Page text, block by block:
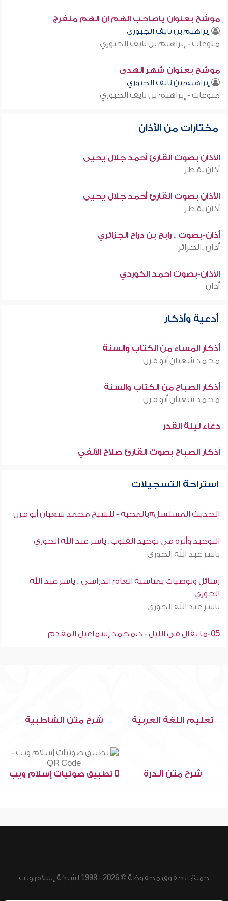
موشح بعنوان ياصاحب الهم إن الهم منفرج
إبراهيم بن نايف الجبوري
منوعات - إبراهيم بن نايف الجبوري
موشح بعنوان شهر الهدى
إبراهيم بن نايف الجبوري
منوعات - إبراهيم بن نايف الجبوري
مختارات من الأذان
الأذان بصوت القارئ أحمد جلال يحيى
أذان ,قطر
الأذان بصوت القارئ أحمد جلال يحيى
أذان ,قطر
أذان-بصوت . رابح بن دراح الجزائري
أذان ,الجزائر
الأذان-بصوت أحمد الكوردي
أذان
أدعية وأذكار
أذكار المساء من الكتاب والسنة
محمد شعبان أبو قرن
أذكار الصباح من الكتاب والسنة
محمد شعبان أبو قرن
دعاء ليلة القدر
أذكار الصباح بصوت القارئ صلاح الألفي
استراحة التسجيلات
الحديث المسلسل#بالمحبة - للشيخ محمد شعبان أبو قرن
التوحيد وأثره في توحيد القلوب. ياسر عبد الله الحوري
ياسر عبد الله الحوري
رسائل وتوصيات بمناسبة العام الدراسي . ياسر عبد الله
الحوري
ياسر عبد الله الحوري
05-ما يقال فى الليل - د.محمد إسماعيل المقدم
تعليم اللغة العربية شرح متن الشاطبية
شرح متن الدرة تطبيق صوتيات إسلام ويب
جميع الحقوق محفوظة © 2026 - 1998 لشبكة إسلام ويب